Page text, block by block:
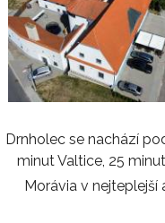
Drnholec se nachází
minut Valtice, 25
Morávia v nejteplejší